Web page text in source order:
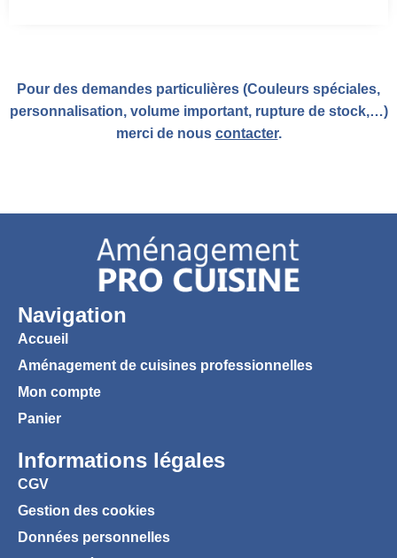
Pour des demandes particulières (Couleurs spéciales,
personnalisation, volume important, rupture de stock,…)
merci de nous contacter.
Navigation
Accueil
Aménagement de cuisines professionnelles
Mon compte
Panier
Informations légales
CGV
Gestion des cookies
Données personnelles